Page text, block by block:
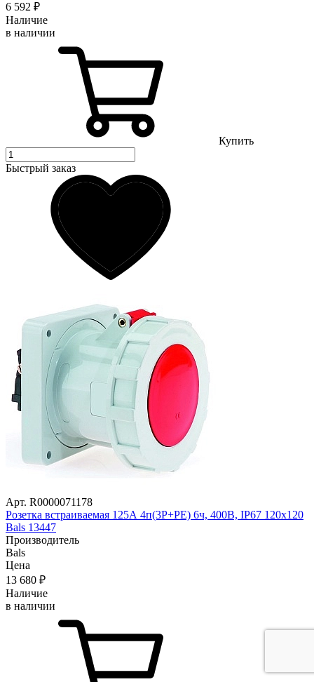
6 592 ₽
Наличие
в наличии
Купить
Быстрый заказ
Арт. R0000071178
Розетка встраиваемая 125А 4п(3P+PE) 6ч, 400В, IP67 120х120
Bals 13447
Производитель
Bals
Цена
13 680 ₽
Наличие
в наличии